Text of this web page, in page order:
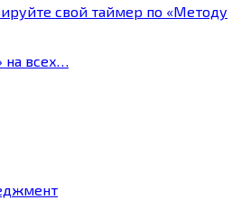
свой таймер по «Методу
на всех…